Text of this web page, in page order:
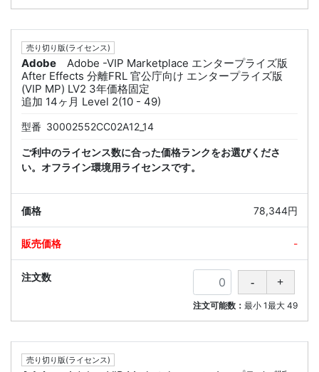
売り切り版(ライセンス)
Adobe
Adobe -VIP Marketplace エンタープライズ版
After Effects 分離FRL 官公庁向け エンタープライズ版
(VIP MP) LV2 3年価格固定
追加 14ヶ月 Level 2(10 - 49)
型番 30002552CC02A12_14
ご利中のライセンス数に合った価格ランクをお選びくださ
い。オフライン環境用ライセンスです。
78,344円
-
注文可能数： 最小 1最大 49
売り切り版(ライセンス)